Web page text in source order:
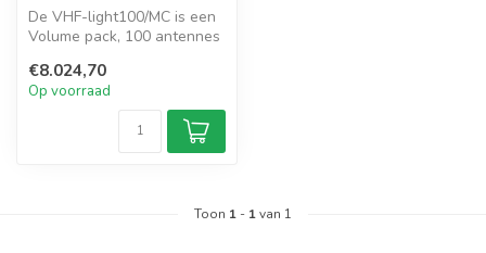
De VHF-light100/MC is een
Volume pack, 100 antennes
RG5...
€8.024,70
Op voorraad
Toon 1 - 1van 1